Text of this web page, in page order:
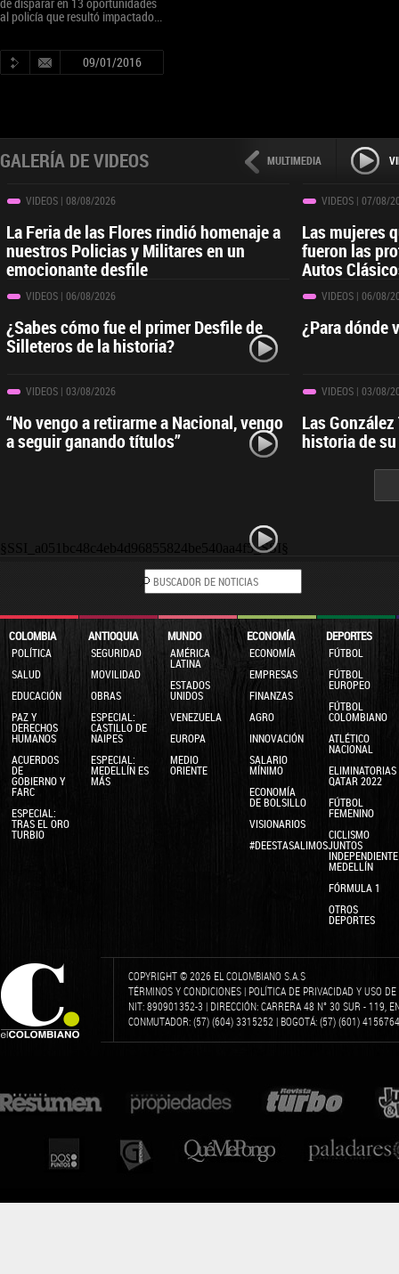
al policía que resultó impactado...
09/01/2016
MULTIMEDIA
GALERÍA DE VIDEOS
VIDEOS | 08/08/2026
La Feria de las Flores rindió homenaje a
nuestros Policias y Militares en un
emocionante desfile
VIDEOS | 07/08/
Las mujeres
fueron las
Autos
VIDEOS | 06/08/2026
¿Sabes cómo fue el primer Desfile de
Silleteros de la historia?
VIDEOS | 06/08/
¿Para dónde
VIDEOS | 03/08/2026
“No vengo a retirarme a Nacional, vengo
a seguir ganando títulos”
VIDEOS | 03/08/
Las
historia de
§SSI_a051bc48c4eb4d96855824be540aa4f5_SSI§
COLOMBIA
POLÍTICA
SALUD
EDUCACIÓN
PAZ Y
DERECHOS
HUMANOS
ACUERDOS
DE
GOBIERNO Y
FARC
ESPECIAL:
TRAS EL ORO
TURBIO
ANTIOQUIA
SEGURIDAD
MOVILIDAD
OBRAS
ESPECIAL:
CASTILLO DE
NAIPES
ESPECIAL:
MEDELLÍN ES
MÁS
MUNDO
AMÉRICA
LATINA
ESTADOS
UNIDOS
VENEZUELA
EUROPA
MEDIO
ORIENTE
ECONOMÍA
ECONOMÍA
EMPRESAS
FINANZAS
AGRO
INNOVACIÓN
SALARIO
MÍNIMO
ECONOMÍA
DE BOLSILLO
VISIONARIOS
#DEESTASALIMOSJUNTOS
DEPORTES
FÚTBOL
FÚTBOL
EUROPEO
FÚTBOL
COLOMBIANO
ATLÉTICO
NACIONAL
ELIMINATORIAS
QATAR 2022
FÚTBOL
FEMENINO
CICLISMO
INDEPENDIENTE
MEDELLÍN
FÓRMULA 1
OTROS
DEPORTES
COPYRIGHT © 2026 EL COLOMBIANO S.A.S
TÉRMINOS Y CONDICIONES | POLÍTICA DE PRIVACIDAD Y USO
NIT: 890901352-3 | DIRECCIÓN: CARRERA 48 N° 30 SUR - 119,
CONMUTADOR: (57) (604) 3315252 | BOGOTÁ: (57) (601)